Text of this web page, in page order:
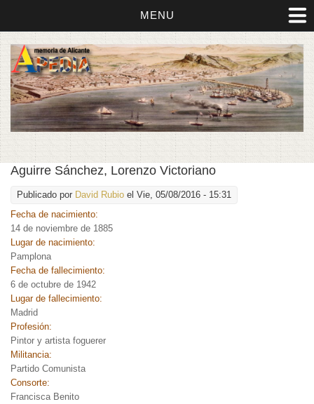
MENU
Aguirre Sánchez, Lorenzo Victoriano
Publicado por David Rubio el Vie, 05/08/2016 - 15:31
Fecha de nacimiento:
14 de noviembre de 1885
Lugar de nacimiento:
Pamplona
Fecha de fallecimiento:
6 de octubre de 1942
Lugar de fallecimiento:
Madrid
Profesión:
Pintor y artista foguerer
Militancia:
Partido Comunista
Consorte:
Francisca Benito